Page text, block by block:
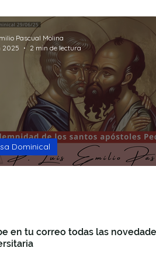
Break God Formación
que te preguntas Making
y Pablo
Dominical
Pascual Molina
2025
2 min de lectura
en tu correo todas las